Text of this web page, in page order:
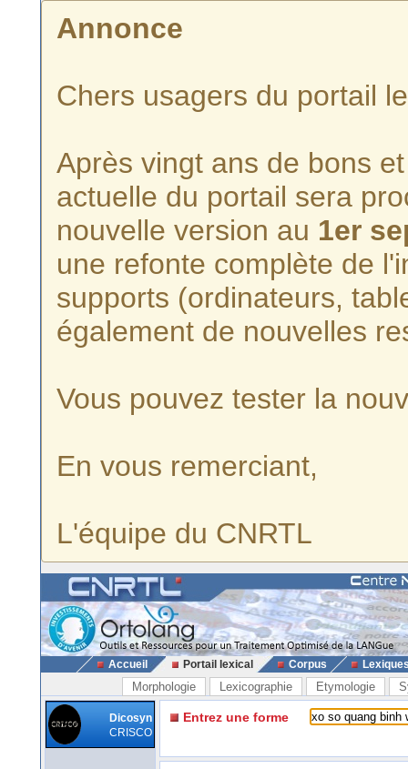
Annonce
Chers usagers du portail
Après vingt ans de bons
actuelle du portail sera
nouvelle version au 1er
une refonte complète de
supports (ordinateurs,
également de nouvelles
Vous pouvez tester la
En vous remerciant,
L'équipe du CNRTL
Accueil Portail lexical Corpus
Morphologie Lexicographie Etymologie
Dicosyn
CRISCO
Entrez une forme